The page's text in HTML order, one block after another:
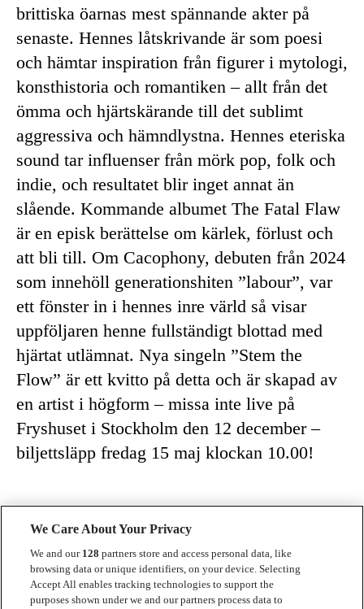
brittiska öarnas mest spännande akter på
senaste. Hennes låtskrivande är som poesi
och hämtar inspiration från figurer i mytologi,
konsthistoria och romantiken – allt från det
ömma och hjärtskärande till det sublimt
aggressiva och hämndlystna. Hennes eteriska
sound tar influenser från mörk pop, folk och
indie, och resultatet blir inget annat än
slående. Kommande albumet The Fatal Flaw
är en episk berättelse om kärlek, förlust och
att bli till. Om Cacophony, debuten från 2024
som innehöll generationshiten ”labour”, var
ett fönster in i hennes inre värld så visar
uppföljaren henne fullständigt blottad med
hjärtat utlämnat. Nya singeln ”Stem the
Flow” är ett kvitto på detta och är skapad av
en artist i högform – missa inte live på
Fryshuset i Stockholm den 12 december –
biljettsläpp fredag 15 maj klockan 10.00!
Kontakt
We Care About Your Privacy
We and our 128 partners store and access personal data, like
browsing data or unique identifiers, on your device. Selecting
Accept All enables tracking technologies to support the
purposes shown under we and our partners process data to